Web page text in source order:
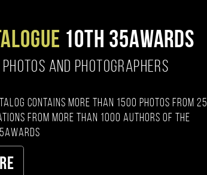
10TH 35AWARDS
AND PHOTOGRAPHERS
contains more than 1500 photos from 25
from more than 1000 authors of the